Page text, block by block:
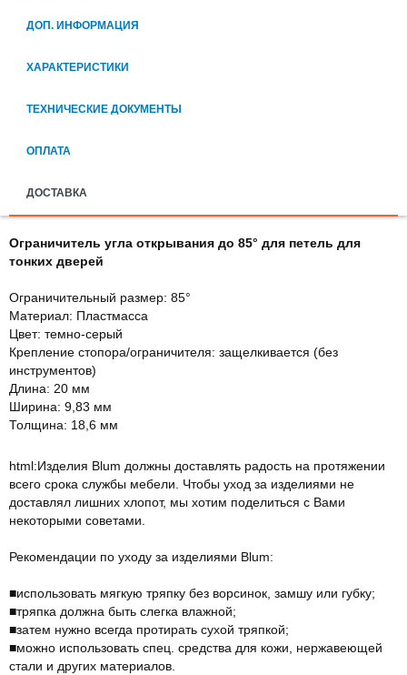
ДОП. ИНФОРМАЦИЯ
ХАРАКТЕРИСТИКИ
ТЕХНИЧЕСКИЕ ДОКУМЕНТЫ
ОПЛАТА
ДОСТАВКА
Ограничитель угла открывания до 85° для петель для
тонких дверей
Ограничительный размер: 85°
Материал: Пластмасса
Цвет: темно-серый
Крепление стопора/ограничителя: защелкивается (без
инструментов)
Длина: 20 мм
Ширина: 9,83 мм
Толщина: 18,6 мм
html:Изделия Blum должны доставлять радость на протяжении
всего срока службы мебели. Чтобы уход за изделиями не
доставлял лишних хлопот, мы хотим поделиться с Вами
некоторыми советами.
Рекомендации по уходу за изделиями Blum:
■использовать мягкую тряпку без ворсинок, замшу или губку;
■тряпка должна быть слегка влажной;
■затем нужно всегда протирать сухой тряпкой;
■можно использовать спец. средства для кожи, нержавеющей
стали и других материалов.